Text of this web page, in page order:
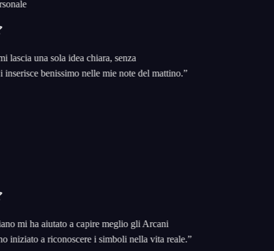
una sola idea chiara, senza
benissimo nelle mie note del mattino.”
ha aiutato a capire meglio gli Arcani
a riconoscere i simboli nella vita reale.”